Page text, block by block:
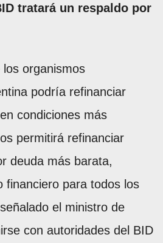
tratará un respaldo por
organismos
podría refinanciar
condiciones más
permitirá refinanciar
deuda más barata,
financiero para todos los
el ministro de
con autoridades del BID